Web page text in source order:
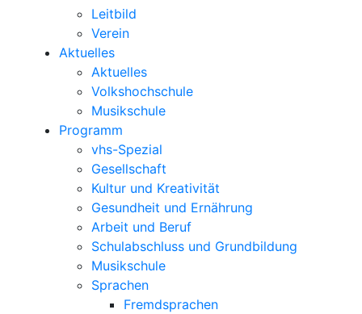
Leitbild
Verein
Aktuelles
Aktuelles
Volkshochschule
Musikschule
Programm
vhs-Spezial
Gesellschaft
Kultur und Kreativität
Gesundheit und Ernährung
Arbeit und Beruf
Schulabschluss und Grundbildung
Musikschule
Sprachen
Fremdsprachen